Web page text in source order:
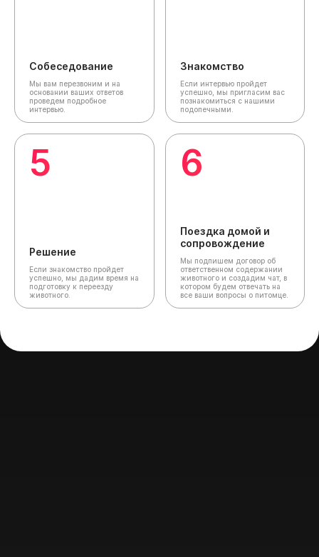
Собеседование
Мы вам перезвоним и на
основании ваших ответов
проведем подробное
интервью.
Знакомство
Если интервью пройдет
успешно, мы пригласим вас
познакомиться с нашими
подопечными.
5
Решение
Если знакомство пройдет
успешно, мы дадим время на
подготовку к переезду
животного.
6
Поездка домой и
сопровождение
Мы подпишем договор об
ответственном содержании
животного и создадим чат, в
котором будем отвечать на
все ваши вопросы о питомце.